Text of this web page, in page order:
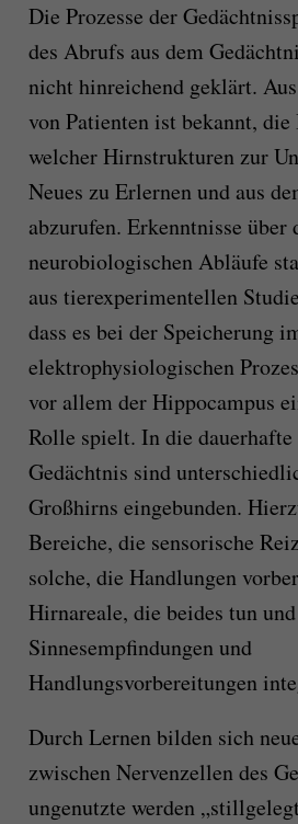
Die Prozesse der
des Abrufs aus dem
nicht hinreichend geklärt.
von Patienten ist bekannt,
welcher Hirnstrukturen zur
Neues zu Erlernen und aus
abzurufen. Erkenntnisse über
neurobiologischen Abläufe
aus tierexperimentellen
dass es bei der Speicherung
elektrophysiologischen
vor allem der Hippocampus
Rolle spielt. In die
Gedächtnis sind
Großhirns eingebunden.
Bereiche, die sensorische
solche, die Handlungen
Hirnareale, die beides tun
Sinnesempfindungen und
Handlungsvorbereitungen
Durch Lernen bilden sich
zwischen Nervenzellen des
ungenutzte werden